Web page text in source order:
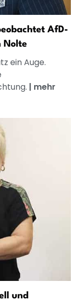
AfD-
Nolte
ein Auge.
| mehr
und